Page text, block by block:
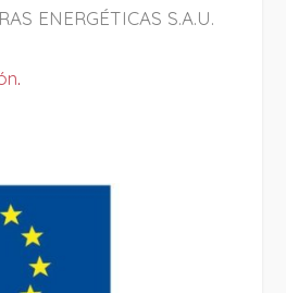
ENERGÉTICAS S.A.U.
.